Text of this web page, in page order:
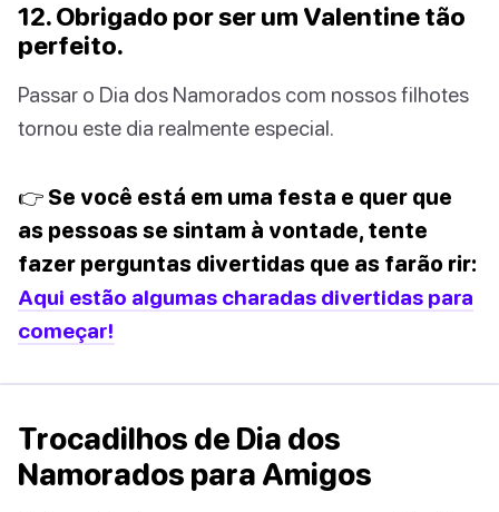
12. Obrigado por ser um Valentine tão
perfeito.
Passar o Dia dos Namorados com nossos filhotes
tornou este dia realmente especial.
👉 Se você está em uma festa e quer que
as pessoas se sintam à vontade, tente
fazer perguntas divertidas que as farão rir:
Aqui estão algumas charadas divertidas para
começar!
Trocadilhos de Dia dos
Namorados para Amigos